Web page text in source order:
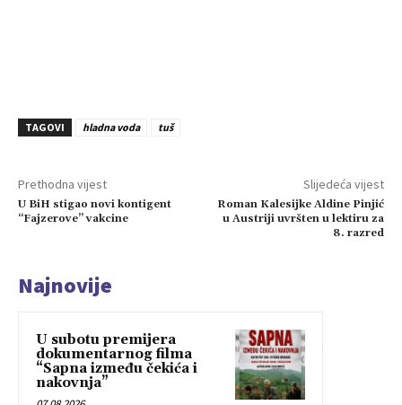
TAGOVI hladna voda tuš
Prethodna vijest
U BiH stigao novi kontigent
“Fajzerove” vakcine
Slijedeća vijest
Roman Kalesijke Aldine Pinjić
u Austriji uvršten u lektiru za
8. razred
Najnovije
U subotu premijera
dokumentarnog filma
“Sapna između čekića i
nakovnja”